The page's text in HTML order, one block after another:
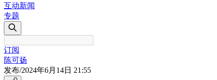
互动新闻
专题
订阅
陈可扬
发布/2024年6月14日 21:55